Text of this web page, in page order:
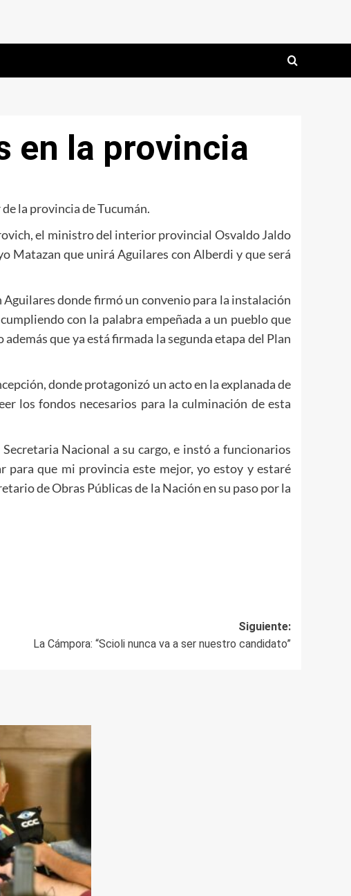
en la provincia
la provincia de Tucumán.
el ministro del interior provincial Osvaldo Jaldo
Matazan que unirá Aguilares con Alberdi y que será
donde firmó un convenio para la instalación
con la palabra empeñada a un pueblo que
que ya está firmada la segunda etapa del Plan
donde protagonizó un acto en la explanada de
los fondos necesarios para la culminación de esta
Nacional a su cargo, e instó a funcionarios
para que mi provincia este mejor, yo estoy y estaré
de Obras Públicas de la Nación en su paso por la
Siguiente:
La Cámpora: “Scioli nunca va a ser nuestro candidato”